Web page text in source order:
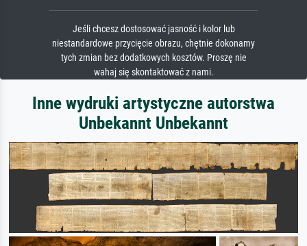
Jeśli chcesz dostosować jasność i kolor lub
niestandardowe przycięcie obrazu, chętnie dokonamy
tych zmian bez dodatkowych kosztów. Proszę nie
wahaj się skontaktować z nami.
Inne wydruki artystyczne autorstwa
Unbekannt Unbekannt